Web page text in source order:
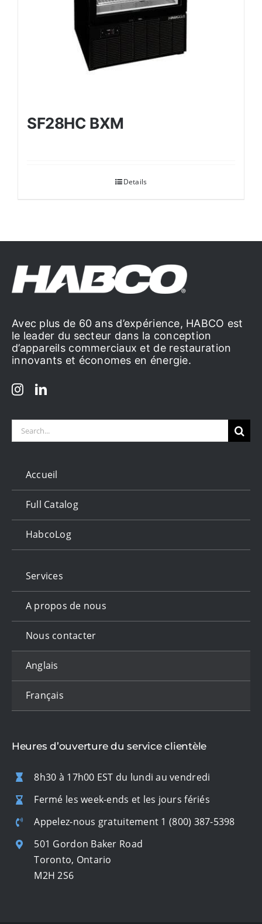
SF28HC BXM
Details
Avec plus de 60 ans d’expérience, HABCO est
le leader du secteur dans la conception
d’appareils commerciaux et de restauration
innovants et économes en énergie.
Search
Accueil
Full Catalog
HabcoLog
Services
A propos de nous
Nous contacter
Anglais
Français
Heures d’ouverture du service clientèle
8h30 à 17h00 EST du lundi au vendredi
Fermé les week-ends et les jours fériés
Appelez-nous gratuitement 1 (800) 387-5398
501 Gordon Baker Road
Toronto, Ontario
M2H 2S6